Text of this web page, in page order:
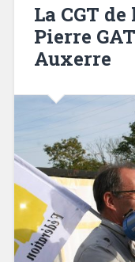
La CGT
Pierre
Auxerre